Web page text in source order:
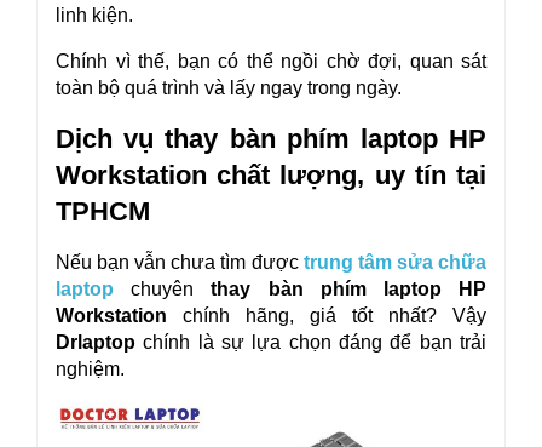
linh kiện.
Chính vì thế, bạn có thể ngồi chờ đợi, quan sát
toàn bộ quá trình và lấy ngay trong ngày.
Dịch vụ thay bàn phím laptop HP
Workstation chất lượng, uy tín tại
TPHCM
Nếu bạn vẫn chưa tìm được trung tâm sửa chữa
laptop chuyên thay bàn phím laptop HP
Workstation chính hãng, giá tốt nhất? Vậy
Drlaptop chính là sự lựa chọn đáng để bạn trải
nghiệm.